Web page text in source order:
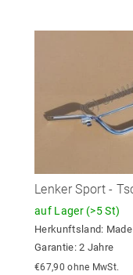
Lenker Sport -
auf Lager (>5 St)
Herkunftsland:
Garantie: 2 Jahre
€67,90 ohne MwSt.